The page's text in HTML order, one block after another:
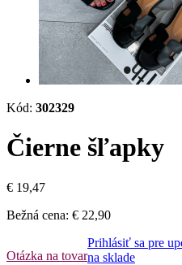
Kód: 302329
Čierne šľapky
€ 19,47
Bežná cena: € 22,90
Otázka na tovar
Prihlásiť sa pre
na sklade